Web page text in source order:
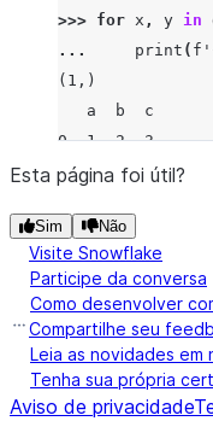
>>> for x , y in
...
print ( f '
(1,)
   a  b  c
0  1  2  3
1  1  5  6
(7,)
   a  b  c
2  7  8  9
Esta página foi útil?
Sim Não
Visite Snowflake
Participe da conversa
Como desenvolver
Compartilhe seu
Leia as novidades em
Tenha sua própria
Aviso de privacidade